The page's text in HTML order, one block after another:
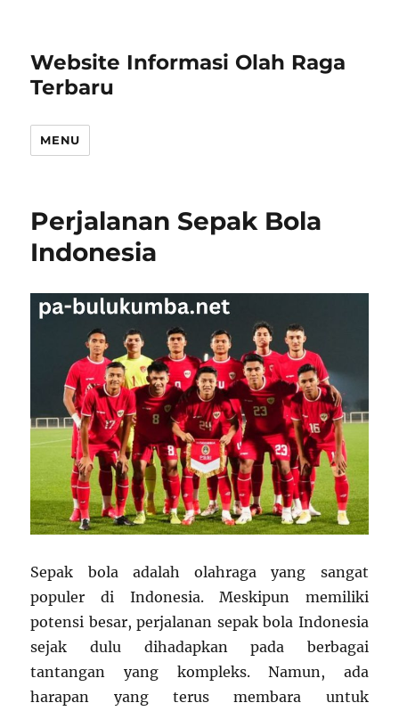
Website Informasi Olah Raga
Terbaru
MENU
Perjalanan Sepak Bola
Indonesia
Sepak bola adalah olahraga yang sangat
populer di Indonesia. Meskipun memiliki
potensi besar, perjalanan sepak bola Indonesia
sejak dulu dihadapkan pada berbagai
tantangan yang kompleks. Namun, ada
harapan yang terus membara untuk